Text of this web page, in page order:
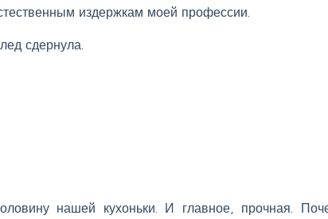
издержкам моей профессии.
сдернула.
нашей кухоньки. И главное, прочная.